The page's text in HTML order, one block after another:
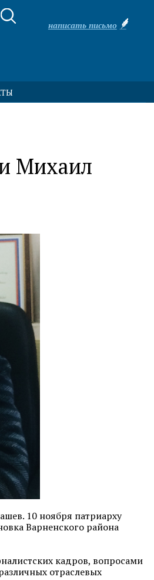
написать письмо
Михаил
10 ноября патриарху
Варненского района
кадров, вопросами
отраслевых